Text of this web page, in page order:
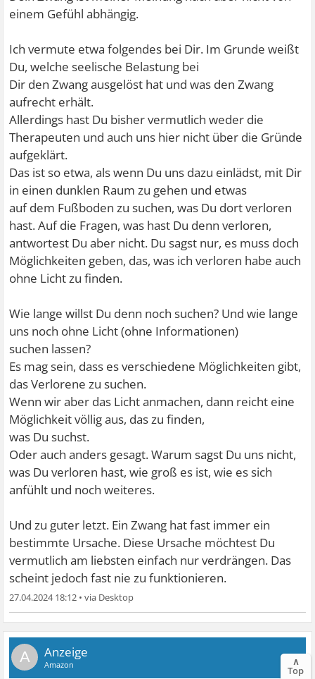
einem Gefühl abhängig.
Ich vermute etwa folgendes bei Dir. Im Grunde weißt
Du, welche seelische Belastung bei
Dir den Zwang ausgelöst hat und was den Zwang
aufrecht erhält.
Allerdings hast Du bisher vermutlich weder die
Therapeuten und auch uns hier nicht über die Gründe
aufgeklärt.
Das ist so etwa, als wenn Du uns dazu einlädst, mit Dir
in einen dunklen Raum zu gehen und etwas
auf dem Fußboden zu suchen, was Du dort verloren
hast. Auf die Fragen, was hast Du denn verloren,
antwortest Du aber nicht. Du sagst nur, es muss doch
Möglichkeiten geben, das, was ich verloren habe auch
ohne Licht zu finden.
Wie lange willst Du denn noch suchen? Und wie lange
uns noch ohne Licht (ohne Informationen)
suchen lassen?
Es mag sein, dass es verschiedene Möglichkeiten gibt,
das Verlorene zu suchen.
Wenn wir aber das Licht anmachen, dann reicht eine
Möglichkeit völlig aus, das zu finden,
was Du suchst.
Oder auch anders gesagt. Warum sagst Du uns nicht,
was Du verloren hast, wie groß es ist, wie es sich
anfühlt und noch weiteres.
Und zu guter letzt. Ein Zwang hat fast immer ein
bestimmte Ursache. Diese Ursache möchtest Du
vermutlich am liebsten einfach nur verdrängen. Das
scheint jedoch fast nie zu funktionieren.
27.04.2024 18:12 •
A ∧
Top